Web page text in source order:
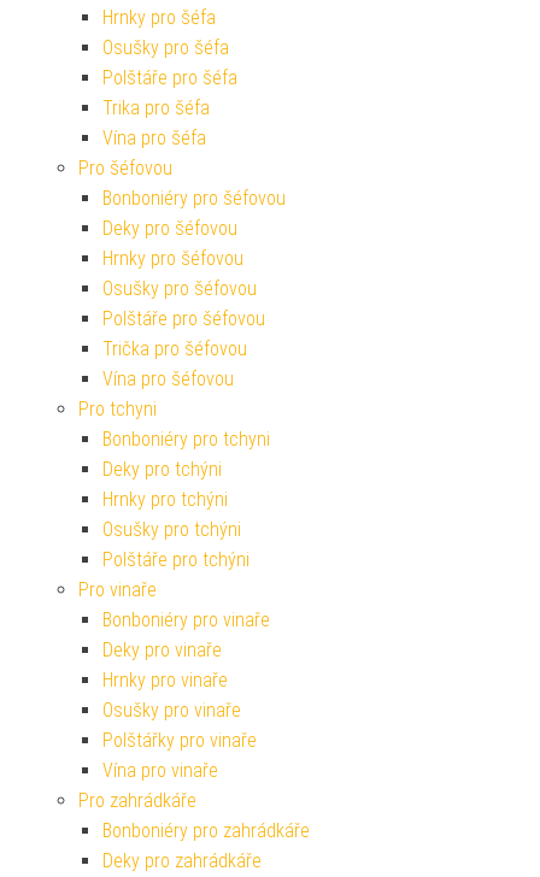
Hrnky pro šéfa
Osušky pro šéfa
Polštáře pro šéfa
Trika pro šéfa
Vína pro šéfa
Pro šéfovou
Bonboniéry pro šéfovou
Deky pro šéfovou
Hrnky pro šéfovou
Osušky pro šéfovou
Polštáře pro šéfovou
Trička pro šéfovou
Vína pro šéfovou
Pro tchyni
Bonboniéry pro tchyni
Deky pro tchýni
Hrnky pro tchýni
Osušky pro tchýni
Polštáře pro tchýni
Pro vinaře
Bonboniéry pro vinaře
Deky pro vinaře
Hrnky pro vinaře
Osušky pro vinaře
Polštářky pro vinaře
Vína pro vinaře
Pro zahrádkáře
Bonboniéry pro zahrádkáře
Deky pro zahrádkáře